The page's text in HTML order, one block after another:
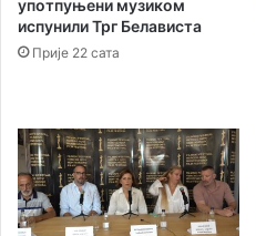
р
у
и
љ
е
ж
е
употпуњени музиком
испунили Трг Белависта
Прије 22 сата